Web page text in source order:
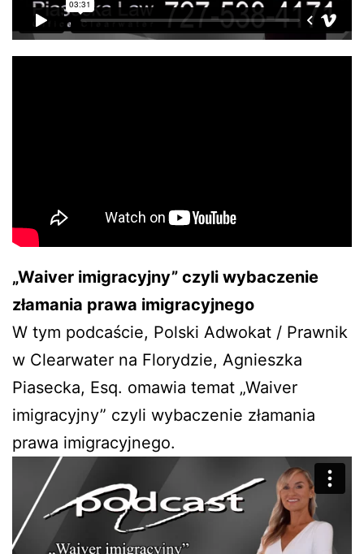
„Waiver imigracyjny” czyli wybaczenie
złamania prawa imigracyjnego
W tym podcaście, Polski Adwokat / Prawnik
w Clearwater na Florydzie, Agnieszka
Piasecka, Esq. omawia temat „Waiver
imigracyjny” czyli wybaczenie złamania
prawa imigracyjnego.